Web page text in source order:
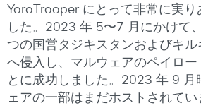
YoroTrooper にとって非常に実り
した。2023 年 5〜7 月にかけて
つの国営タジキスタンおよびキル
へ侵入し、マルウェアのペイロー
とに成功しました。2023 年 9 月
ェアの一部はまだホストされて